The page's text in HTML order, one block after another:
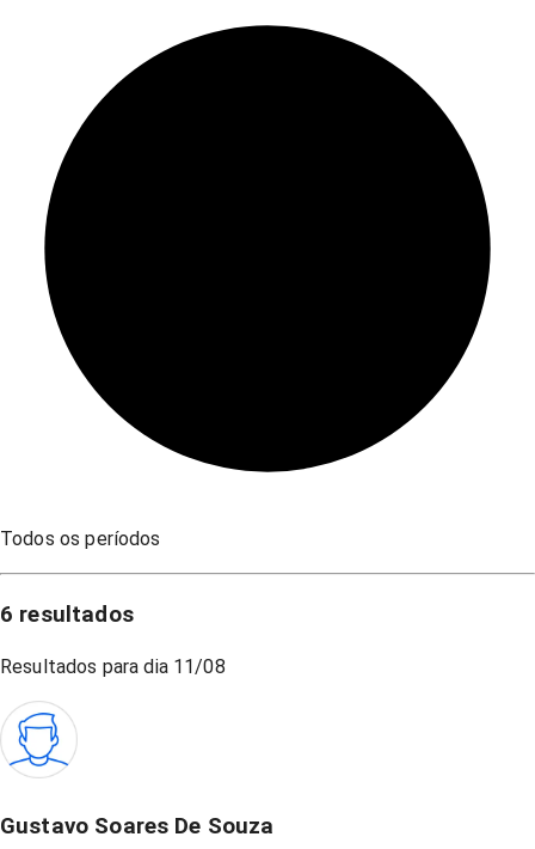
Todos os períodos
6 resultados
Resultados para dia 11/08
Gustavo Soares De Souza